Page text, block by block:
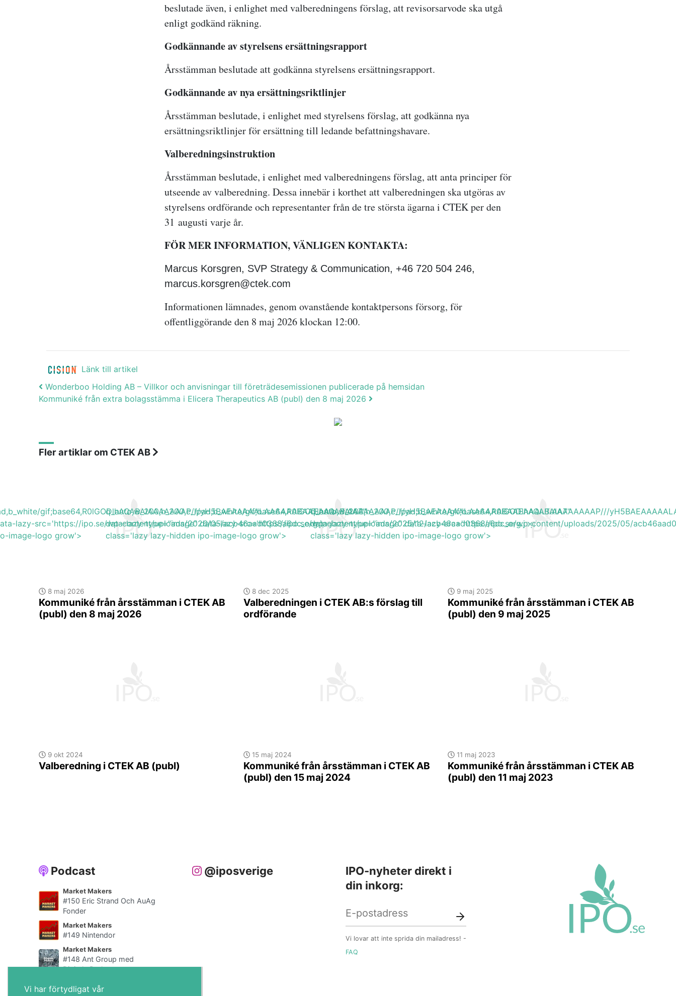
Vi har förtydligat vår
beslutade även, i enlighet med valberedningens förslag, att revisorsarvode ska utgå
enligt godkänd räkning.
Godkännande av styrelsens ersättningsrapport
Årsstämman beslutade att godkänna styrelsens ersättningsrapport.
Godkännande av nya ersättningsriktlinjer
Årsstämman beslutade, i enlighet med styrelsens förslag, att godkänna nya
ersättningsriktlinjer för ersättning till ledande befattningshavare.
Valberedningsinstruktion
Årsstämman beslutade, i enlighet med valberedningens förslag, att anta principer för
utseende av valberedning. Dessa innebär i korthet att valberedningen ska utgöras av
styrelsens ordförande och representanter från de tre största ägarna i CTEK per den
31 augusti varje år.
FÖR MER INFORMATION, VÄNLIGEN KONTAKTA:
Marcus Korsgren, SVP Strategy & Communication, +46 720 504 246,
marcus.korsgren@ctek.com
Informationen lämnades, genom ovanstående kontaktpersons försorg, för
offentliggörande den 8 maj 2026 klockan 12:00.
Länk till artikel
Post navigation
Wonderboo Holding AB – Villkor och anvisningar till företrädesemissionen publicerade på hemsidan
Kommuniké från extra bolagsstämma i Elicera Therapeutics AB (publ) den 8 maj 2026
Fler artiklar om CTEK AB
gif;base64,R0lGODlhAQABAIAAAAAAAP///yH5BAEAAAAALAAAAAABAAEAAAIBRAA7"
lazy-src='https://ipo.se/wp-content/uploads/2026/05/acb46aad0368a6dc_org.jpg'
image-logo grow'>
8 maj 2026
Kommuniké från årsstämman i CTEK AB
(publ) den 8 maj 2026
q_auto,w_200,h_200,c_lpad,b_white/gif;base64,R0lGODlhAQABAIAAAAAAAP///yH5BAEAAAAALAAAAAABAAEAAAIBRAA7"
data-lazy-type="image" data-lazy-src='https://ipo.se/wp-content/uploads/2025/12/acb46aad0368a6dc_org.jpg'
class='lazy lazy-hidden ipo-image-logo grow'>
8 dec 2025
Valberedningen i CTEK AB:s förslag till
ordförande
q_auto,w_200,h_200,c_lpad,b_white/gif;base64,R0lGODlhAQABAIAAAAAAAP///
data-lazy-type="image" data-lazy-src='https://ipo.se/wp-content/uploads/2025/05/
class='lazy lazy-hidden ipo-image-logo grow'>
9 maj 2025
Kommuniké från årsstämman i CTEK AB
(publ) den 9 maj 2025
9 okt 2024
Valberedning i CTEK AB (publ)
15 maj 2024
Kommuniké från årsstämman i CTEK AB
(publ) den 15 maj 2024
11 maj 2023
Kommuniké från årsstämman i CTEK AB
(publ) den 11 maj 2023
Podcast
Market Makers
#150 Eric Strand Och AuAg
Fonder
Market Makers
#149 Nintendor
Market Makers
#148 Ant Group med
Digitala Draken
Alla poddar
@iposverige
IPO-nyheter direkt i
din inkorg:
Vi lovar att inte sprida din mailadress! -
FAQ